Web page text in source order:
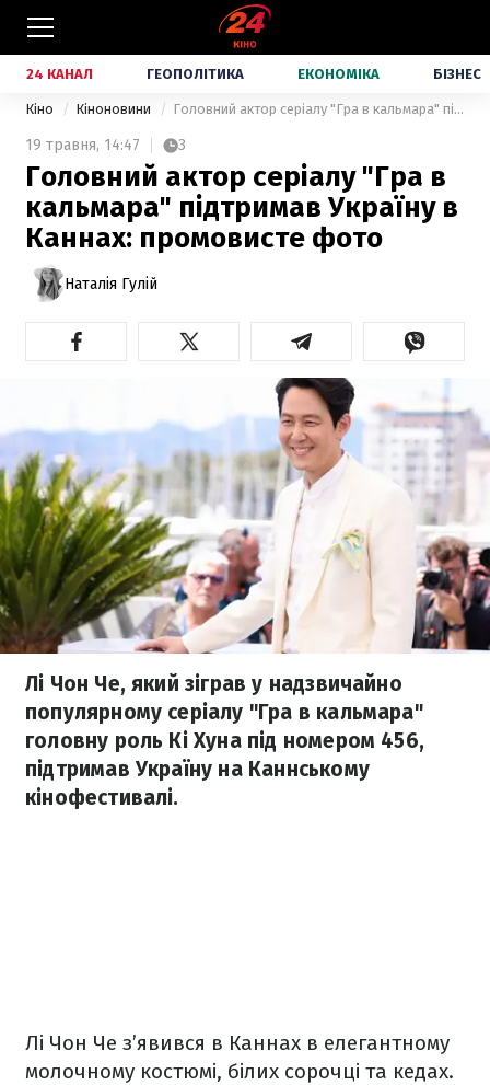
24 КАНАЛ ГЕОПОЛІТИКА ЕКОНОМІКА БІЗНЕС
Кіно Кіноновини Головний актор серіалу "Гра в кальмара" підтримав Україну в Каннах: промовисте фото
19 травня, 14:47 3
Головний актор серіалу "Гра в
кальмара" підтримав Україну в
Каннах: промовисте фото
Наталія Гулій
Лі Чон Че, який зіграв у надзвичайно
популярному серіалу "Гра в кальмара"
головну роль Кі Хуна під номером 456,
підтримав Україну на Каннському
кінофестивалі.
Лі Чон Че з’явився в Каннах в елегантному
молочному костюмі, білих сорочці та кедах.